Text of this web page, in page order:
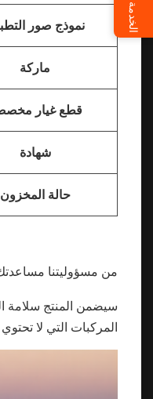
نموذج صور
ماركة
قطع غيار
شهادة
حالة المخزون
من مسؤوليتنا
سيضمن المنتج سلامة
المركبات التي لا